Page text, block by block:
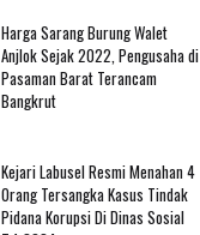
Harga Sarang Burung Walet
Anjlok Sejak 2022, Pengusaha di
Pasaman Barat Terancam
Bangkrut
‎Kejari Labusel Resmi Menahan 4
Orang Tersangka Kasus Tindak
Pidana Korupsi Di Dinas Sosial